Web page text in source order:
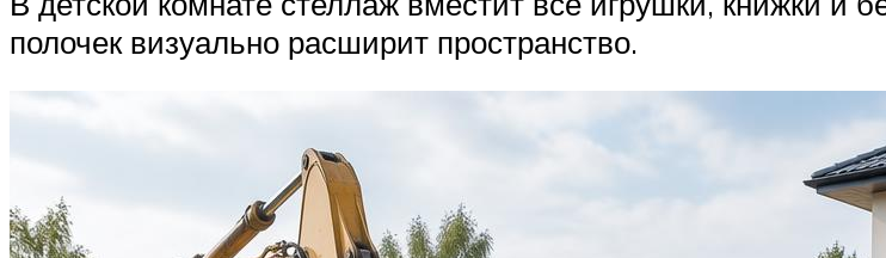
полочек визуально расширит пространство.